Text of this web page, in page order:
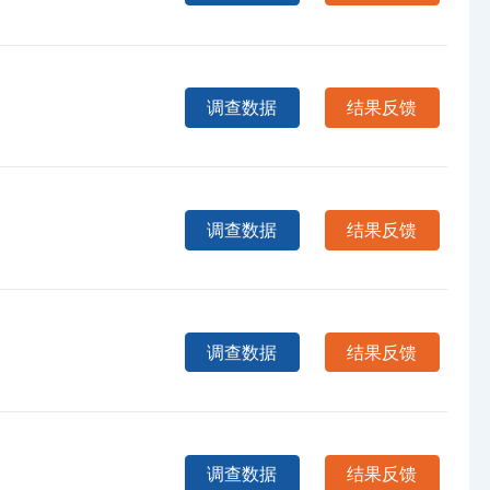
调查数据 结果反馈
调查数据 结果反馈
调查数据 结果反馈
调查数据 结果反馈